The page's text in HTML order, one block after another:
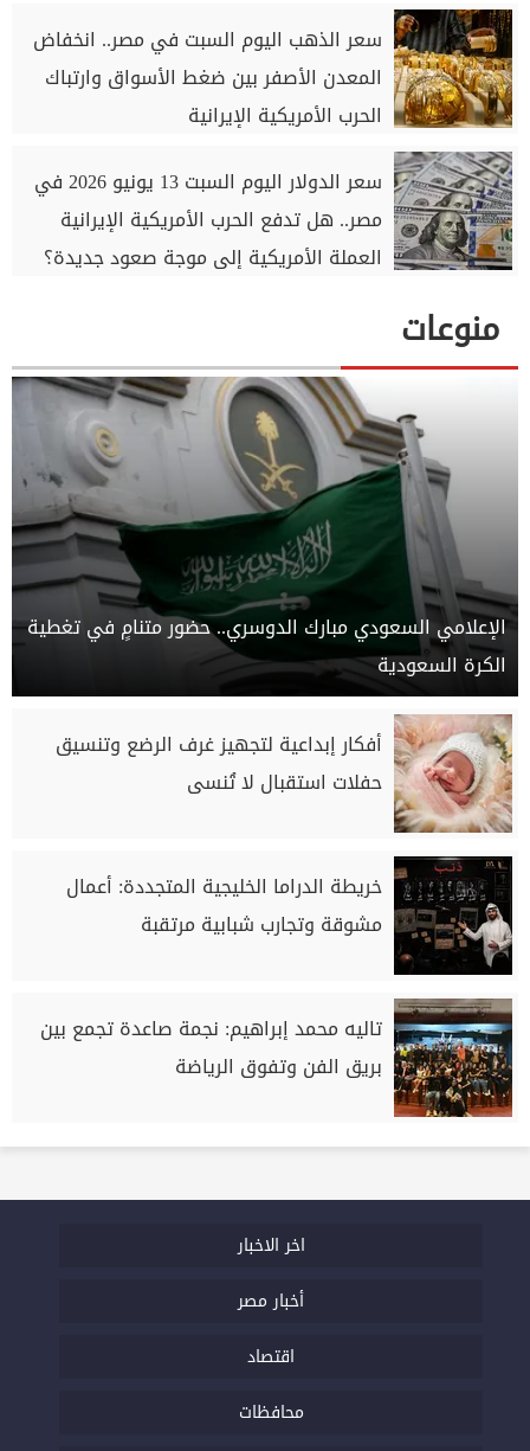
سعر الذهب اليوم السبت في مصر.. انخفاض
المعدن الأصفر بين ضغط الأسواق وارتباك
الحرب الأمريكية الإيرانية
سعر الدولار اليوم السبت 13 يونيو 2026 في
مصر.. هل تدفع الحرب الأمريكية الإيرانية
العملة الأمريكية إلى موجة صعود جديدة؟
منوعات
الإعلامي السعودي مبارك الدوسري.. حضور متنامٍ في تغطية
الكرة السعودية
أفكار إبداعية لتجهيز غرف الرضع وتنسيق
حفلات استقبال لا تُنسى
خريطة الدراما الخليجية المتجددة: أعمال
مشوقة وتجارب شبابية مرتقبة
تاليه محمد إبراهيم: نجمة صاعدة تجمع بين
بريق الفن وتفوق الرياضة
اخر الاخبار
أخبار مصر
اقتصاد
محافظات